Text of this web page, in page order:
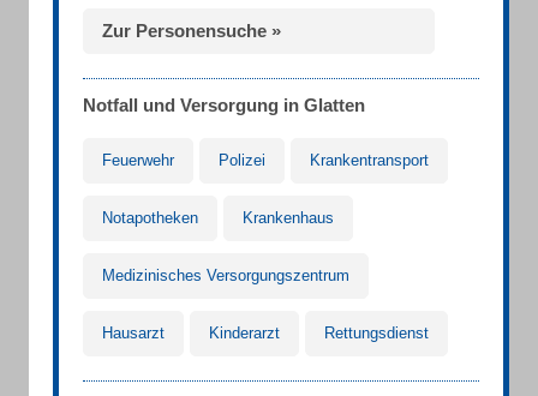
Zur Personensuche »
Notfall und Versorgung in Glatten
Feuerwehr Polizei Krankentransport
Notapotheken Krankenhaus
Medizinisches Versorgungszentrum
Hausarzt Kinderarzt Rettungsdienst